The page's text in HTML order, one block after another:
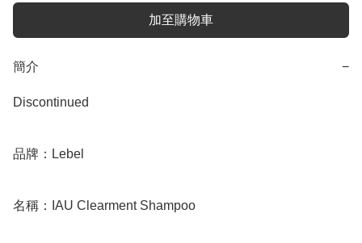
加至購物車
簡介 −
Discontinued
品牌：Lebel
名稱：IAU Clearment Shampoo